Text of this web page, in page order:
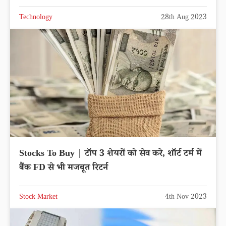
Technology 28th Aug 2023
Stocks To Buy | टॉप 3 शेयरों को सेव करे, शॉर्ट टर्म में
बैंक FD से भी मजबूत रिटर्न
Stock Market 4th Nov 2023